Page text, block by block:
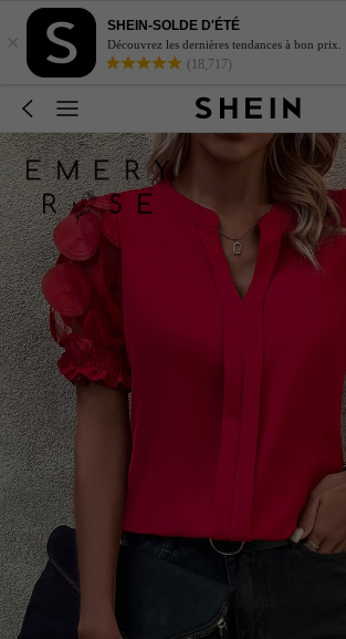
×
SHEIN-SOLDE D'ÉTÉ
Découvrez les dernières tendances à bon prix.
(18,717)